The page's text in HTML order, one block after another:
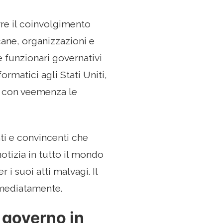
il coinvolgimento
organizzazioni e
funzionari governativi
agli Stati Uniti,
veemenza le
e convincenti che
in tutto il mondo
i suoi atti malvagi. Il
in